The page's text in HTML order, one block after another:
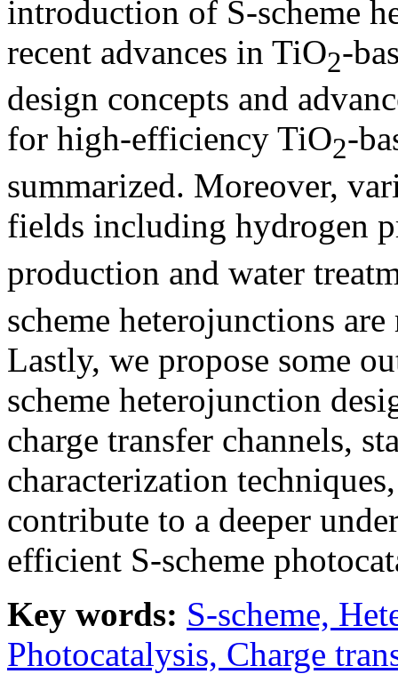
introduction of S-scheme
recent advances in TiO2-
design concepts and
for high-efficiency TiO2-
summarized. Moreover,
fields including hydrogen
production and water
scheme heterojunctions
Lastly, we propose some
scheme heterojunction
charge transfer channels,
characterization
contribute to a deeper
efficient S-scheme
Key words: S-scheme,
Photocatalysis, Charge